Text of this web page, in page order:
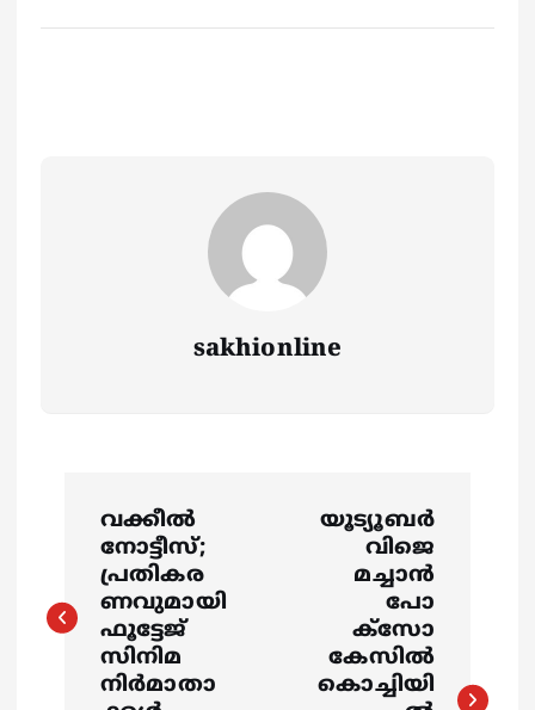
sakhionline
s
വക്കീൽ
നോട്ടീസ്;
പ്രതികര
ണവുമായി
ഫൂട്ടേജ്
സിനിമ
നിർമാതാ
യൂട്യൂബര്‍
വിജെ
മച്ചാൻ
പോ
ക്സോ
കേസില്‍
കൊച്ചിയി